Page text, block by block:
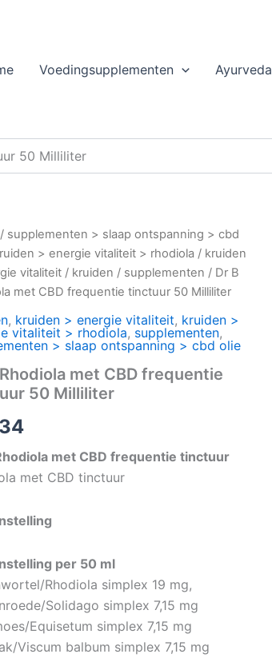
Voedingsupplementen Ayurveda
50 Milliliter
/ supplementen > slaap ontspanning > cbd
> energie vitaliteit > rhodiola / kruiden
vitaliteit/ kruiden / supplementen / Dr B
met CBD frequentie tinctuur 50 Milliliter
, kruiden > energie vitaliteit, kruiden >
vitaliteit > rhodiola, supplementen,
> slaap ontspanning > cbd olie
met CBD frequentie
50 Milliliter
met CBD frequentie tinctuur
met CBD tinctuur
per 50 ml
Rhodiola simplex 19 mg,
Solidago simplex 7,15 mg
Equisetum simplex 7,15 mg
Viscum balbum simplex 7,15 mg